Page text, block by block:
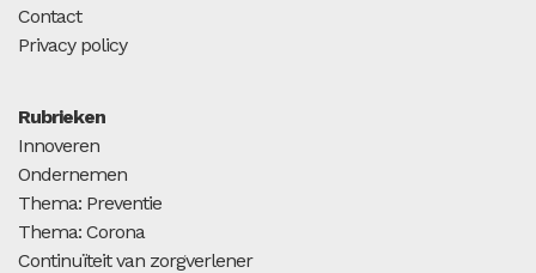
Contact
Privacy policy
Rubrieken
Innoveren
Ondernemen
Thema: Preventie
Thema: Corona
Continuïteit van zorgverlener